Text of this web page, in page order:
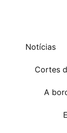
Notícias
Cortes
A